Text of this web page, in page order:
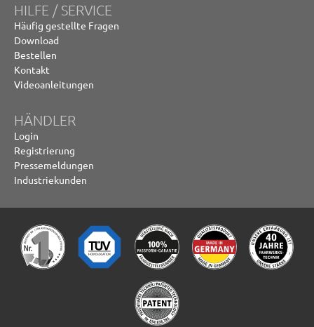
HILFE / SERVICE
Häufig gestellte Fragen
Download
Bestellen
Kontakt
Videoanleitungen
HÄNDLER
Login
Registrierung
Pressemeldungen
Industriekunden